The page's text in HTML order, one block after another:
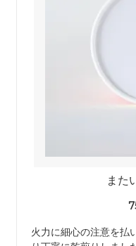
また
火力に細心の注意を払